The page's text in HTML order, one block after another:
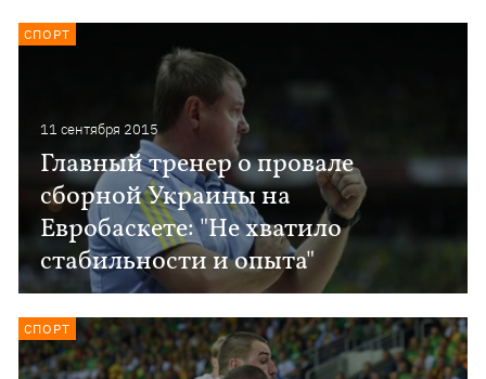
11 сентября 2015
Главный тренер о провале
сборной Украины на
Евробаскете: "Не хватило
стабильности и опыта"
СПОРТ
СПОРТ